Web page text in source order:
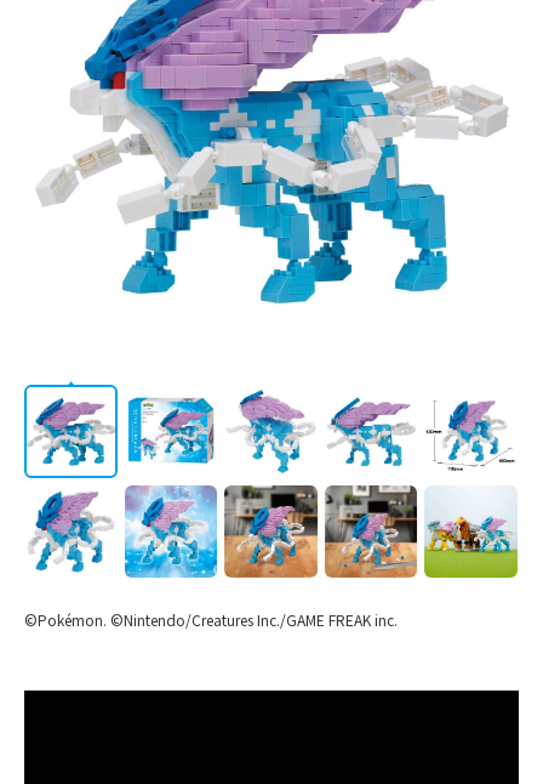
会社情報 JP / EN
AWARD
LICENSE
STORE
CATALOG
©Pokémon. ©Nintendo/Creatures Inc./GAME FREAK inc.